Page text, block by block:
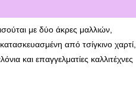
με δύο άκρες μαλλιών,
από τσίγκινο χαρτί,
και επαγγελματίες καλλιτέχνες